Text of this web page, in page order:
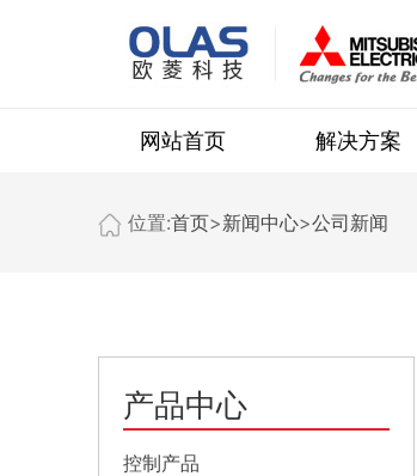
网站首页 解决方案
位置:首页>新闻中心>公司新闻
产品中心
控制产品